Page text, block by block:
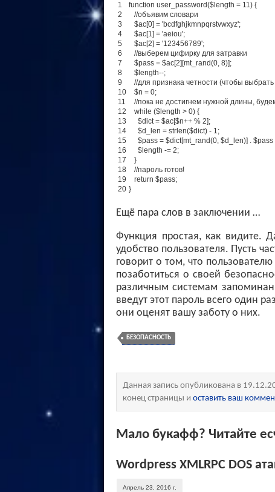
1
2
3
4
5
6
7
8
9
10
11
12
13
14
15
16
17
18
19
20
function user_password($ length = 11) {
//объявим словари
$ac[0] = 'bcdfghjkmnpqrstvwxyz';
$ac[1] = 'aeiou';
$ac[2] = '123456789';
//выберем цифирку для затравки
$pass = $ac[2] [mt_rand(0, 8)];
$ length--;
//для признака четности (чтобы
$n = 0;
//пока не достигнем нужной длины,
while ($ length > 0) {
$dict = $ac[$n++ % 2];
$d_len = strlen($dict) - 1;
$pass = $dict[mt_rand(0, $d_len)] . $pass
$ length -= 2;
}
//пароль готов!
return $pass;
}
Ещё пара слов в заключении …
Функция простая, как видите.
удобство пользователя. Пусть
говорит о том, что
позаботиться о своей
различным системам
введут этот пароль всего один
они оценят вашу заботу о них.
БЕЗОПАСНОСТЬ
Данная запись опубликована в
конец страницы и оставить ваш
Мало букафф? Читайте
Wordpress XMLRPC DOS
Апрель 23, 2016 г.